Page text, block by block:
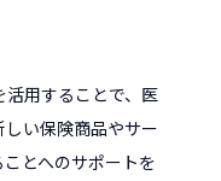
用することで、医
い保険商品やサー
とへのサポートを